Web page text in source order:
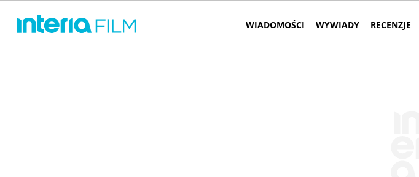
WIADOMOŚCI WYWIADY RECENZJE